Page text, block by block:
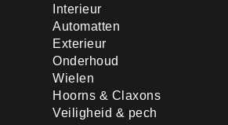
Interieur
Automatten
Exterieur
Onderhoud
Wielen
Hoorns & Claxons
Veiligheid & pech